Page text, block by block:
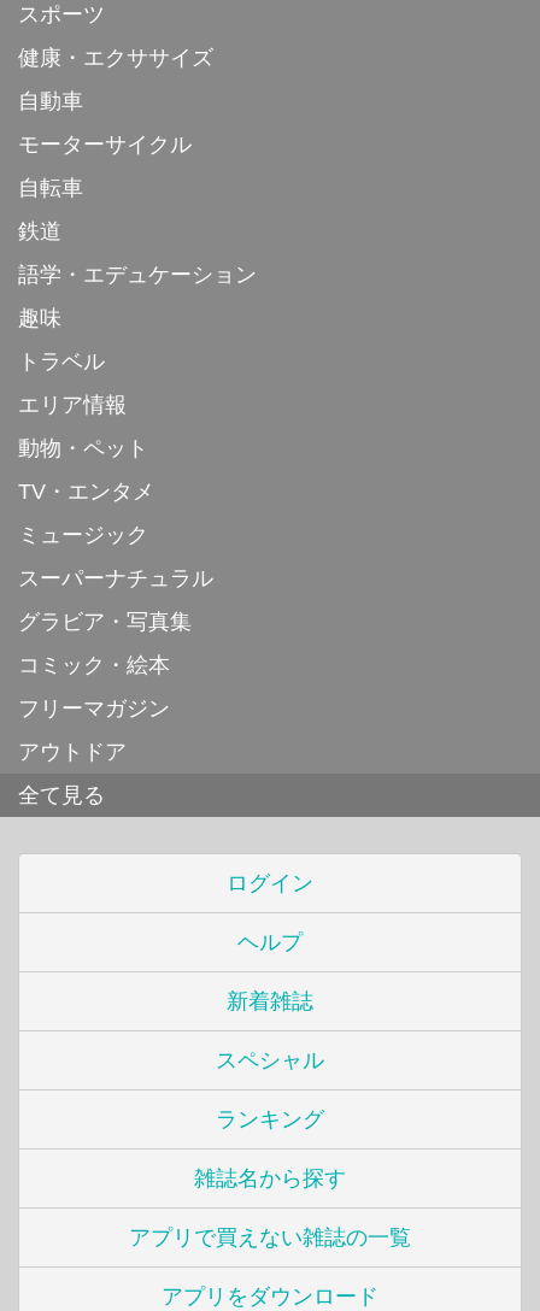
スポーツ
健康・エクササイズ
自動車
モーターサイクル
自転車
鉄道
語学・エデュケーション
趣味
トラベル
エリア情報
動物・ペット
TV・エンタメ
ミュージック
スーパーナチュラル
グラビア・写真集
コミック・絵本
フリーマガジン
アウトドア
全て見る
ログイン
ヘルプ
新着雑誌
スペシャル
ランキング
雑誌名から探す
アプリで買えない雑誌の一覧
アプリをダウンロード